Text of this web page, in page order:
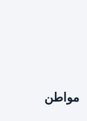
مواطن